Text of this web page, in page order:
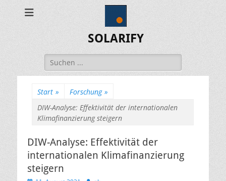
SOLARIFY
Suchen
nach:
Start » Forschung »
DIW-Analyse: Effektivität der internationalen
Klimafinanzierung steigern
DIW-Analyse: Effektivität der
internationalen Klimafinanzierung
steigern